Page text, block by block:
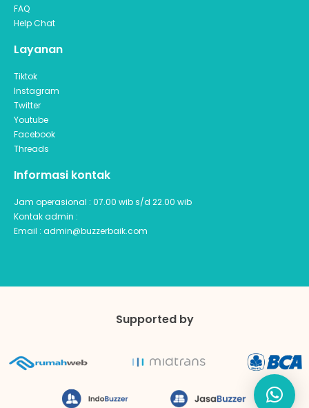
FAQ
Help Chat
Layanan
Tiktok
Instagram
Twitter
Youtube
Facebook
Threads
Informasi kontak
Jam operasional : 07.00 wib s/d 22.00 wib
Kontak admin :
Email : admin@buzzerbaik.com
Supported by